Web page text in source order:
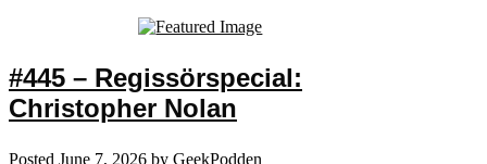
#445 – Regissörspecial:
Christopher Nolan
Posted June 7, 2026 by GeekPodden